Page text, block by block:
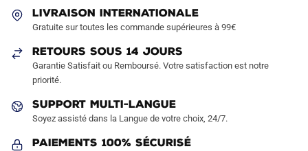
être
choisies
sur
page
produit
la
LIVRAISON INTERNATIONALE
Gratuite sur toutes les commande supérieures à 99€
RETOURS SOUS 14 JOURS
Garantie Satisfait ou Remboursé. Votre satisfaction est notre
priorité.
SUPPORT MULTI-LANGUE
Soyez assisté dans la Langue de votre choix, 24/7.
Paiements 100% Sécurisé